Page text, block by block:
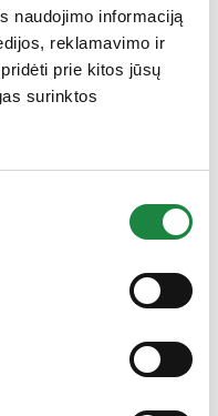
naudojimo informaciją
reklamavimo ir
prie kitos jūsų
surinktos
20 čiulpiamųjų
Gauk 10% nuolaidą!